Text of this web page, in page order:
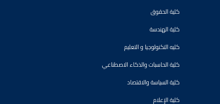
كلية الحقوق
كلية الهندسة
كليه التكنولوجيا و التعليم
كلية الحاسبات والذكاء الاصطناعي
كلية السياسة والاقتصاد
كلية الإعلام